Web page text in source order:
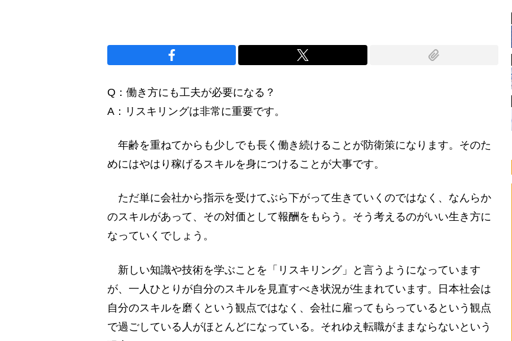
Q：働き方にも工夫が必要になる？
A：リスキリングは非常に重要です。
年齢を重ねてからも少しでも長く働き続けることが防衛策になります。そのた
めにはやはり稼げるスキルを身につけることが大事です。
ただ単に会社から指示を受けてぶら下がって生きていくのではなく、なんらか
のスキルがあって、その対価として報酬をもらう。そう考えるのがいい生き方に
なっていくでしょう。
新しい知識や技術を学ぶことを「リスキリング」と言うようになっています
が、一人ひとりが自分のスキルを見直すべき状況が生まれています。日本社会は
自分のスキルを磨くという観点ではなく、会社に雇ってもらっているという観点
で過ごしている人がほとんどになっている。それゆえ転職がままならないという